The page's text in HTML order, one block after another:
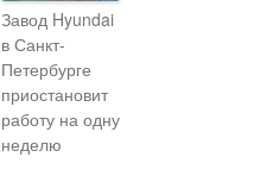
Завод Hyundai
в Санкт-
Петербурге
приостановит
работу на одну
неделю